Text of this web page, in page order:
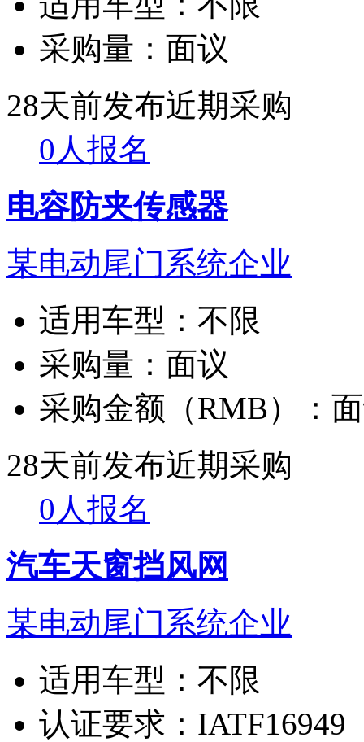
采购量： 面议
28天前发布近期采购
0人报名
电容防夹传感器
某电动尾门系统企业
适用车型： 不限
采购量： 面议
采购金额（RMB）：
28天前发布近期采购
0人报名
汽车天窗挡风网
某电动尾门系统企业
适用车型： 不限
认证要求： IATF16949